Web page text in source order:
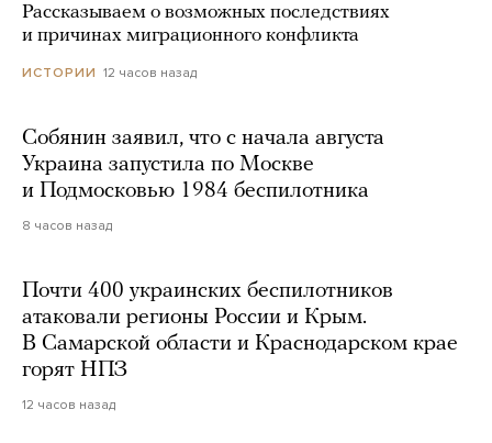
Рассказываем о возможных последствиях
и причинах миграционного конфликта
ИСТОРИИ 12 часов назад
Собянин заявил, что с начала августа
Украина запустила по Москве
и Подмосковью 1984 беспилотника
8 часов назад
Почти 400 украинских беспилотников
атаковали регионы России и Крым.
В Самарской области и Краснодарском крае
горят НПЗ
12 часов назад